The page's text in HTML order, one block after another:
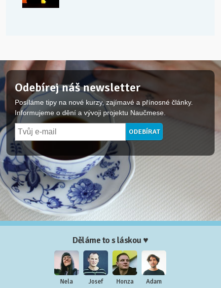
Odebírej náš newsletter
Posíláme tipy na nové kurzy, zajímavé a přínosné články.
Informujeme o dění a vývoji projektu Naučmese.
Děláme to s láskou ♥
Nela Josef Honza Adam